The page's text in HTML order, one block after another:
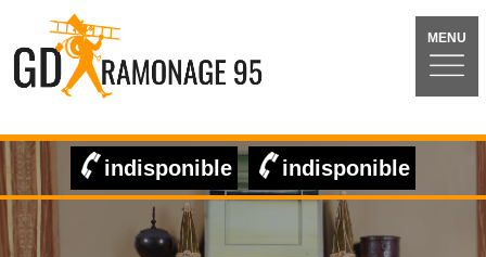
MENU
indisponible indisponible